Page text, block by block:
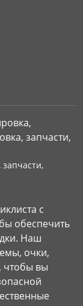
с
обеспечить
Наш
очки,
чтобы вы